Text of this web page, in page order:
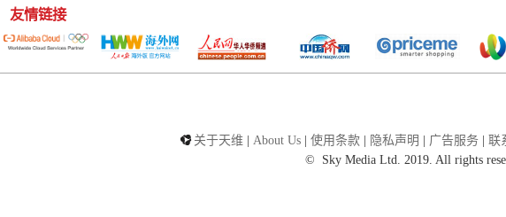
友情链接
关于天维 About Us 使用条款 隐私声明 广告服务 联
©
Sky Media Ltd. 2019. All rights